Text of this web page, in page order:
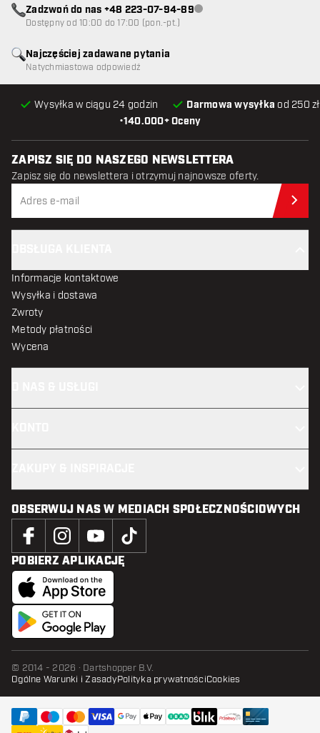
•140.000+ Oceny
Wysyłka w ciągu 24 godzin Darmowa wysyłka od 250
Najczęściej zadawane pytania
Natychmiastowa odpowiedź
Zadzwoń do nas +48 223-07-94-89Obsługa klienta niedostępna
Dostępny od 10:00 do 17:00 (pon.-pt.)
ZAPISZ SIĘ DO NASZEGO NEWSLETTERA
Zapisz się do newslettera i otrzymuj najnowsze oferty.
Informacje kontaktowe
Wysyłka i dostawa
Zwroty
Metody płatności
Wycena
OBSERWUJ NAS W MEDIACH SPOŁECZNOŚCIOWYCH
POBIERZ APLIKACJĘ
© 2014 - 2026 · Dartshopper B.V.
Ogólne Warunki i ZasadyPolityka prywatnościCookies